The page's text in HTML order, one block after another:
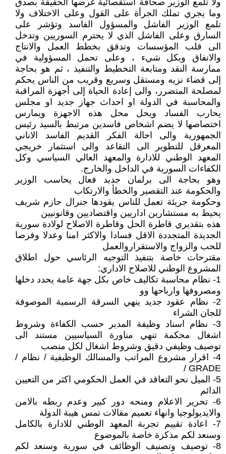
ولا تلمع الوزير صحافة استقصائية غرضها الحقيقة بصدق
وما يجري تملك الجرأة على القول وعلى الاختلاف ولا
تلمع الوزير الفاشل والمسؤول الفاسد وتؤشر على
السارق وعلى الفاشل الذي لا يحترم السوريين وتدخل
الى قلب المؤسسات وتدقق بخطط العمل والانتاج
والانفاق وبكل شيء ، وعلى تحمل المسؤولية في
ممارسة النقد ومتابعة التخطيط والتنفيذ ، ثم هو بحاجة
إلى قضاء نزيه ومستقل وسريع وقريب من الناس يحكم
لمصلحة المتضرر، والى إعادة الحياة إلى أجهزة المراقبة
والمحاسبة في الدولة او احداث جهاز جديد او مجلس
يحارب الفساد ويحل محل هذه الاجهزة ويمارس
اختصاصها لا يضم اشخاص فاسدين مرتبط بالسيد رئيس
الجمهورية والى احالة الفكر القديم الفاسد الاناني
المعرقل للتطوير الى التقاعد والى استثمار خريجي
المعهد الوطني للادارة والمعهد العالي السياسي وكل
الكفاءات السورية في الداخل والخارج.
وهو بحاجة الى برلمان جديد فعال يحاسب الوزير
والحكومة عند التقصير والخطأ والارتكاب
وحكومة جريئة تعمل للناس يقودها جنرال حازم شريف
يحيط به مستشارين اداريين واقتصاديين وقانونيين
هذه بتقديري قاطرة الحل وقاطرة الاصلاح لولادة سورية
الجديدة المتجددة الاقل فسادا والاكثر امنا وعدلا وفرصا
للحب والزواج والاستقراروالعمل
مقترحات خاصة بتنفيذ التوجيه الرئاسي حول اطلاق
المشروع الوطني للاصلاح الاداري:
1- نظام محاسبة تكاليف خاص بكل جهة عامة يحدد دخلها
ومصروفها وارباحها وو
2- نظام عقود جديد ينهي السرقة الرسمية الموصوفة
للجان الشراء
3- نظام اسناد وظيفة المدير حسب الكفاءة وشروط
اشغال محكمة تنهي مناورة السياسيين مستند الى
توصيف وظيفي دقيق وشروط اشغال لكل منصب
4- اقرار مشروع المراتب والمسالك الوظيفية / نظام /
GRADE /
5- الميل نحو التعاقد في العمل الحكومي اكثر من التعيين
الدائم
6- تحرير الاعلام ومنحه دور كبير وعدم ربطه بالامن
والايديولوجيا وانهاء تعميم مقالات تمس هيبة الدولة
7- اعادة تقييم تجربة المعهد الوطني للادارة بالكامل
وسنعد لكم مذكرة خاصة بالموضوع
8- توصيف وتصنيف الوظائف في سورية وسنعد لكم